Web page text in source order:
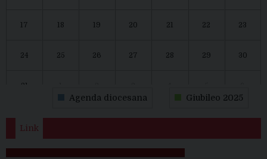
17 18 19 20 21 22 23
24 25 26 27 28 29 30
31
Agenda diocesana Giubileo 2025
Link